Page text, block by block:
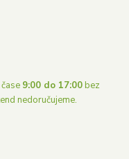
9:00 do 17:00bez
nedoručujeme.